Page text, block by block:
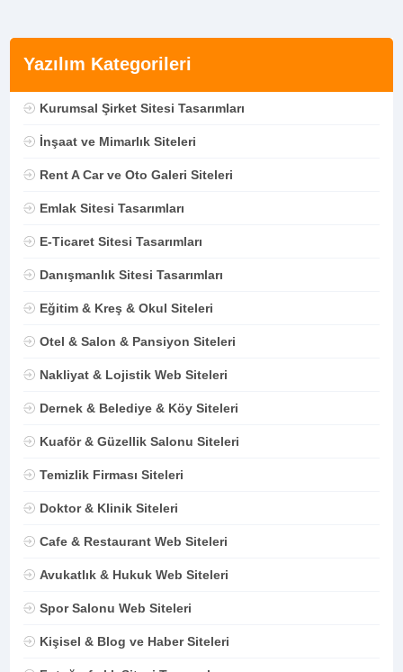
Yazılım Kategorileri
Kurumsal Şirket Sitesi Tasarımları
İnşaat ve Mimarlık Siteleri
Rent A Car ve Oto Galeri Siteleri
Emlak Sitesi Tasarımları
E-Ticaret Sitesi Tasarımları
Danışmanlık Sitesi Tasarımları
Eğitim & Kreş & Okul Siteleri
Otel & Salon & Pansiyon Siteleri
Nakliyat & Lojistik Web Siteleri
Dernek & Belediye & Köy Siteleri
Kuaför & Güzellik Salonu Siteleri
Temizlik Firması Siteleri
Doktor & Klinik Siteleri
Cafe & Restaurant Web Siteleri
Avukatlık & Hukuk Web Siteleri
Spor Salonu Web Siteleri
Kişisel & Blog ve Haber Siteleri